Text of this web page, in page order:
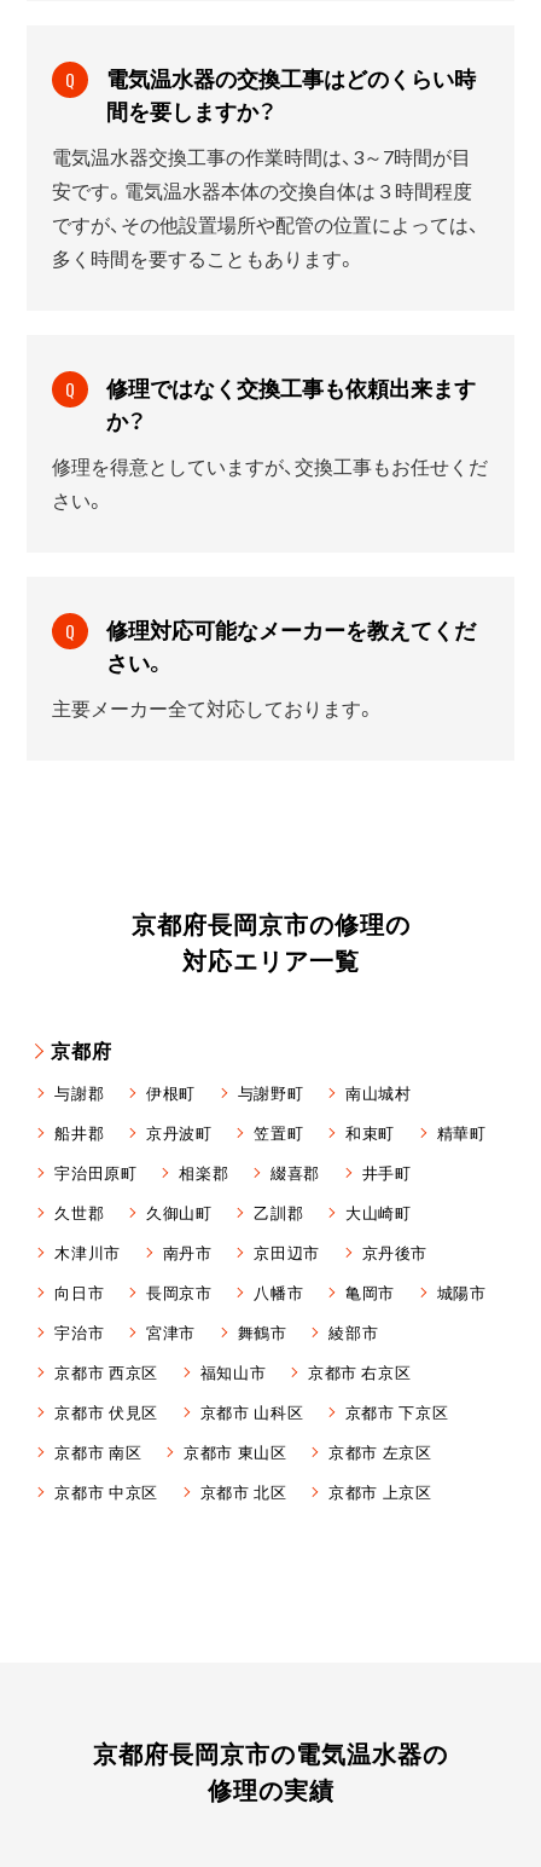
Q
電気温水器の交換工事はどのくらい時
間を要しますか？
電気温水器交換工事の作業時間は、3～7時間が目
安です。電気温水器本体の交換自体は３時間程度
ですが、その他設置場所や配管の位置によっては、
多く時間を要することもあります。
Q
修理ではなく交換工事も依頼出来ます
か？
修理を得意としていますが、交換工事もお任せくだ
さい。
Q
修理対応可能なメーカーを教えてくだ
さい。
主要メーカー全て対応しております。
京都府長岡京市の修理の
対応エリア一覧
京都府
与謝郡 伊根町 与謝野町
南山城村
船井郡
京丹波町 笠置町 和束町
精華町
宇治田原町
相楽郡 綴喜郡
井手町
久世郡
久御山町 乙訓郡
大山崎町
木津川市
南丹市 京田辺市
京丹後市
向日市
長岡京市 八幡市 亀岡市
城陽市
宇治市
宮津市 舞鶴市
綾部市
京都市 西京区
福知山市
京都市 右京区
京都市 伏見区
京都市 山科区
京都市 下京区
京都市 南区
京都市 東山区
京都市 左京区
京都市 中京区
京都市 北区 京都市 上京区
京都府長岡京市の電気温水器の
修理の実績